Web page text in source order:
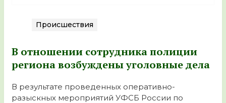
Происшествия
В отношении сотрудника полиции
региона возбуждены уголовные дела
В результате проведенных оперативно-
разыскных мероприятий УФСБ России по